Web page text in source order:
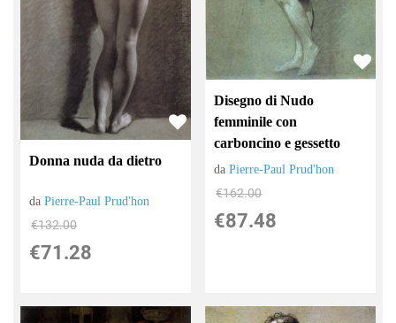
Donna nuda da dietro
daPierre-Paul Prud'hon
€132.00
€71.28
Disegno di Nudo
femminile con
carboncino e gessetto
daPierre-Paul Prud'hon
€162.00
€87.48